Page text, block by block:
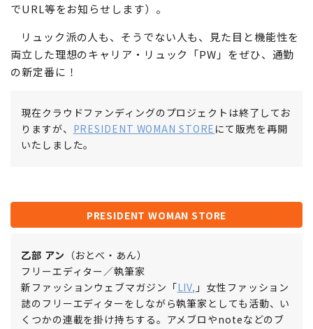
でURL等をお知らせします）。
リュック派の人も、そうでない人も、見た目と機能性を
両立した理想のキャリア・リュック「PW」をぜひ、通勤
の新定番に！
現在クラウドファンディングのプロジェクトは終了してお
りますが、 PRESIDENT WOMAN STORE にて販売を再開
いたしました。
PRESIDENT WOMAN STORE
乙部 アン （おとべ・あん）
フリーエディター／執筆家
新ファッションウェブマガジン「LIV, 」女性ファッション
誌のフリーエディターをしながら執筆家としても活動、い
くつかの連載を掛け持ちする。アメブロやnoteなどのブ